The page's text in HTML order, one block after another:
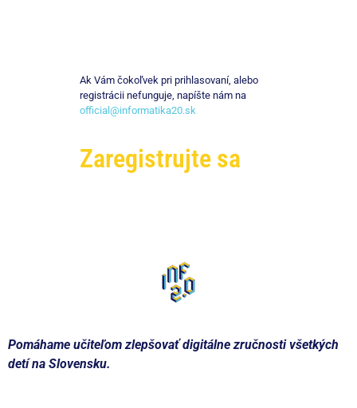
Ak Vám čokoľvek pri prihlasovaní, alebo
registrácii nefunguje, napíšte nám na
official@informatika20.sk
Zaregistrujte sa
Pomáhame učiteľom zlepšovať digitálne zručnosti všetkých
detí na Slovensku.